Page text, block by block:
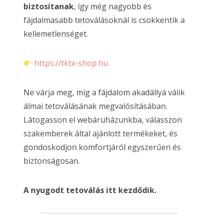
biztosítanak, így még nagyobb és
fájdalmasabb tetoválásoknál is csökkentik a
kellemetlenséget.
https://tktx-shop.hu
Ne várja meg, míg a fájdalom akadállyá válik
álmai tetoválásának megvalósításában.
Látogasson el webáruházunkba, válasszon
szakemberek által ajánlott termékeket, és
gondoskodjon komfortjáról egyszerűen és
biztonságosan.
A nyugodt tetoválás itt kezdődik.